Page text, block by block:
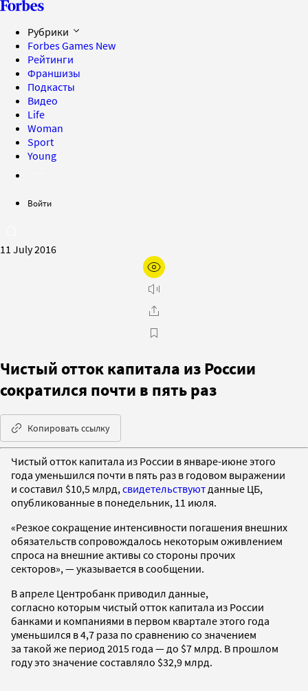
Рубрики
Forbes Games New
Рейтинги
Франшизы
Подкасты
Видео
Life
Woman
Sport
Young
Войти
11 July 2016
Чистый отток капитала из России
сократился почти в пять раз
Копировать ссылку
Чистый отток капитала из России в январе-июне этого
года уменьшился почти в пять раз в годовом выражении
и составил $10,5 млрд, свидетельствуют данные ЦБ,
опубликованные в понедельник, 11 июля.
«Резкое сокращение интенсивности погашения внешних
обязательств сопровождалось некоторым оживлением
спроса на внешние активы со стороны прочих
секторов», — указывается в сообщении.
В апреле Центробанк приводил данные,
согласно которым чистый отток капитала из России
банками и компаниями в первом квартале этого года
уменьшился в 4,7 раза по сравнению со значением
за такой же период 2015 года — до $7 млрд. В прошлом
году это значение составляло $32,9 млрд.